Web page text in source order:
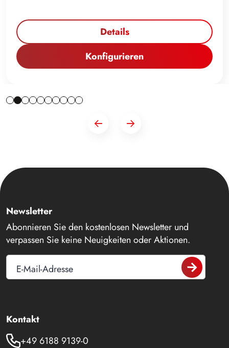
Details
Konfigurieren
Newsletter
Abonnieren Sie den kostenlosen Newsletter und
verpassen Sie keine Neuigkeiten oder Aktionen.
E-Mail-Adresse
Kontakt
+49 6188 9139-0